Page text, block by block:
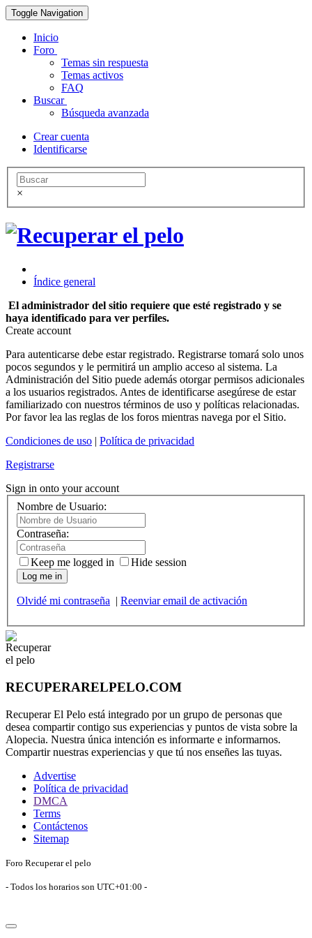
Toggle Navigation
Inicio
Foro
Temas sin respuesta
Temas activos
FAQ
Buscar
Búsqueda avanzada
Crear cuenta
Identificarse
×
Índice general
El administrador del sitio requiere que esté registrado y se
haya identificado para ver perfiles.
Create account
Para autenticarse debe estar registrado. Registrarse tomará solo unos
pocos segundos y le permitirá un amplio acceso al sistema. La
Administración del Sitio puede además otorgar permisos adicionales
a los usuarios registrados. Antes de identificarse asegúrese de estar
familiarizado con nuestros términos de uso y políticas relacionadas.
Por favor lea las reglas de los foros mientras navega por el Sitio.
Condiciones de uso
Política de privacidad
Registrarse
Sign in onto your account
Nombre de Usuario:
Contraseña:
Keep me logged in Hide session
Log me in
Olvidé mi contraseña | Reenviar email de activación
RECUPERARELPELO.COM
Recuperar El Pelo está integrado por un grupo de personas que
desea compartir contigo sus experiencias y puntos de vista sobre la
Alopecia. Nuestra única intención es informarte e informarnos.
Compartir nuestras experiencias y que tú nos enseñes las tuyas.
Advertise
Política de privacidad
DMCA
Terms
Contáctenos
Sitemap
Foro Recuperar el pelo
- Todos los horarios son UTC+01:00 -